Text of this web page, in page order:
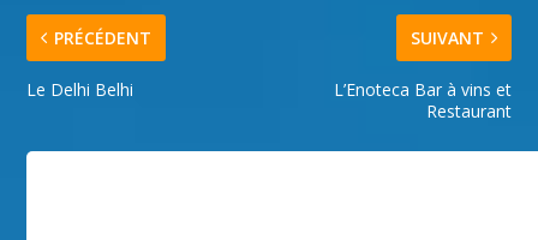
PRÉCÉDENT
Le Delhi Belhi
SUIVANT
L’Enoteca Bar à vins et
Restaurant